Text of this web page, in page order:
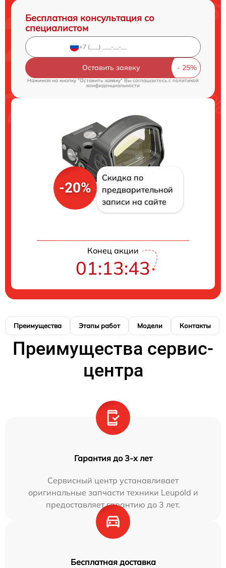
Бесплатная консультация со
специалистом
Оставить заявку
Нажимая на кнопку "Оставить заявку" Вы соглашаетесь cполитикой
конфиденциальности
-20%
Скидка по
предварительной
записи на сайте
Конец акции
01:13:43
Преимущества Этапы работ Модели Контакты
Преимущества сервис-
центра
Гарантия до 3-х лет
Сервисный центр устанавливает
оригинальные запчасти техники Leupold и
предоставляет гарантию до 3 лет.
Бесплатная доставка